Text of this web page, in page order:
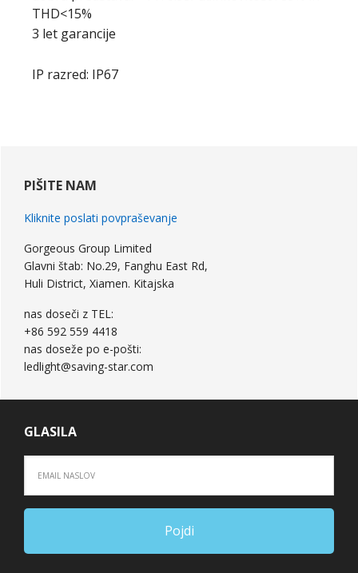
THD<15%
3 let garancije
IP razred: IP67
stranska
vrstica
PIŠITE NAM
Kliknite poslati povpraševanje
Gorgeous Group Limited
Glavni štab: No.29, Fanghu East Rd,
Huli District, Xiamen. Kitajska
nas doseči z TEL:
+86 592 559 4418
nas doseže po e-pošti:
ledlight@saving-star.com
GLASILA